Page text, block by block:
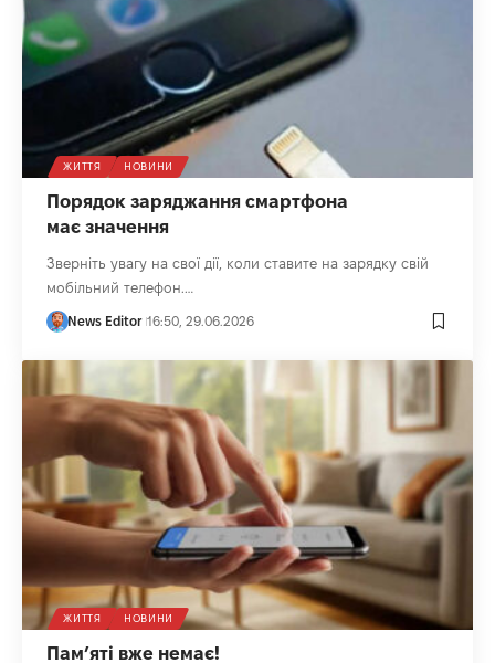
ЖИТТЯ НОВИНИ
Порядок заряджання смартфона
має значення
Зверніть увагу на свої дії, коли ставите на зарядку свій
мобільний телефон.…
News Editor 16:50, 29.06.2026
ЖИТТЯ НОВИНИ
Пам’яті вже немає!